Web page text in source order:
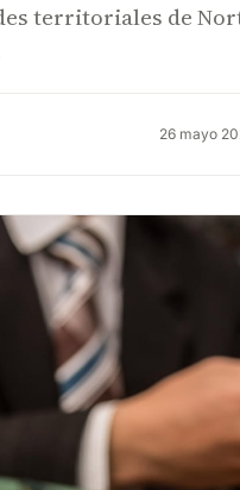
territoriales de
26 mayo